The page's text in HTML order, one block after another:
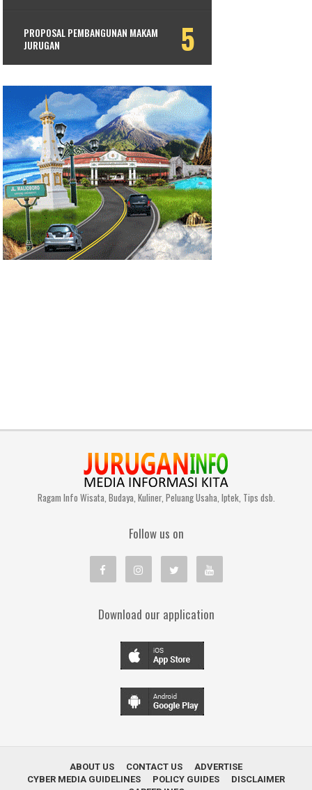
PROPOSAL PEMBANGUNAN MAKAM
JURUGAN
Ragam Info Wisata, Budaya, Kuliner, Peluang Usaha, Iptek, Tips dsb.
Follow us on
Download our application
ABOUT US CONTACT US
ADVERTISE
CYBER MEDIA GUIDELINES
POLICY GUIDES
DISCLAIMER